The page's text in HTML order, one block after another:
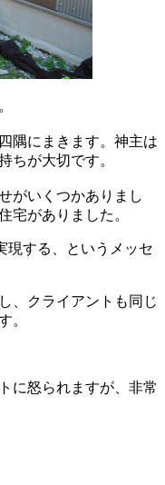
隅にまきます。神主は
ちが大切です。
がいくつかありまし
宅がありました。
する、というメッセ
、クライアントも同じ
。
に怒られますが、非常